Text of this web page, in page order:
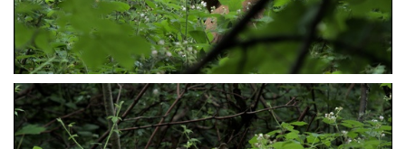
P6207584